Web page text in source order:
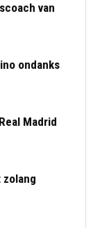
van
ondanks
Madrid
zolang